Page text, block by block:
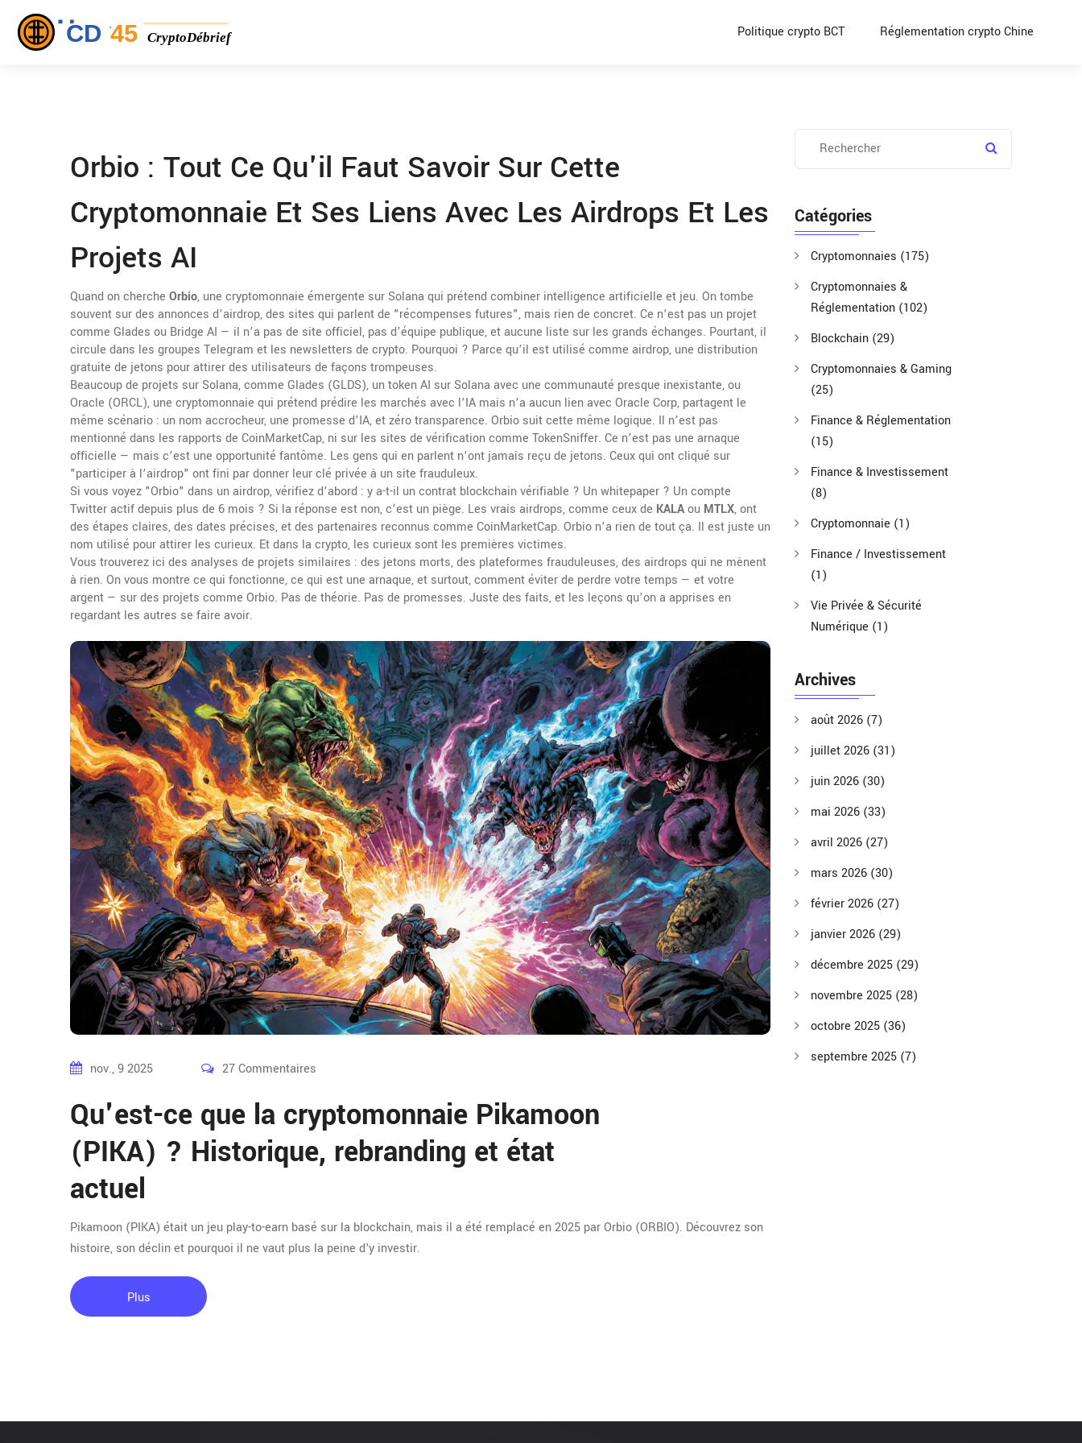
Politique crypto BCT Réglementation crypto Chine
Orbio : Tout Ce Qu'il Faut Savoir Sur Cette
Cryptomonnaie Et Ses Liens Avec Les Airdrops Et Les
Projets AI
Quand on cherche Orbio, une cryptomonnaie émergente sur Solana qui prétend combiner intelligence artificielle et jeu. On tombe
souvent sur des annonces d’airdrop, des sites qui parlent de "récompenses futures", mais rien de concret. Ce n’est pas un projet
comme Glades ou Bridge AI — il n’a pas de site officiel, pas d’équipe publique, et aucune liste sur les grands échanges. Pourtant, il
circule dans les groupes Telegram et les newsletters de crypto. Pourquoi ? Parce qu’il est utilisé comme airdrop, une distribution
gratuite de jetons pour attirer des utilisateurs de façons trompeuses.
Beaucoup de projets sur Solana, comme Glades (GLDS), un token AI sur Solana avec une communauté presque inexistante, ou
Oracle (ORCL), une cryptomonnaie qui prétend prédire les marchés avec l’IA mais n’a aucun lien avec Oracle Corp, partagent le
même scénario : un nom accrocheur, une promesse d’IA, et zéro transparence. Orbio suit cette même logique. Il n’est pas
mentionné dans les rapports de CoinMarketCap, ni sur les sites de vérification comme TokenSniffer. Ce n’est pas une arnaque
officielle — mais c’est une opportunité fantôme. Les gens qui en parlent n’ont jamais reçu de jetons. Ceux qui ont cliqué sur
"participer à l’airdrop" ont fini par donner leur clé privée à un site frauduleux.
Si vous voyez "Orbio" dans un airdrop, vérifiez d’abord : y a-t-il un contrat blockchain vérifiable ? Un whitepaper ? Un compte
Twitter actif depuis plus de 6 mois ? Si la réponse est non, c’est un piège. Les vrais airdrops, comme ceux de KALAou MTLX, ont
des étapes claires, des dates précises, et des partenaires reconnus comme CoinMarketCap. Orbio n’a rien de tout ça. Il est juste un
nom utilisé pour attirer les curieux. Et dans la crypto, les curieux sont les premières victimes.
Vous trouverez ici des analyses de projets similaires : des jetons morts, des plateformes frauduleuses, des airdrops qui ne mènent
à rien. On vous montre ce qui fonctionne, ce qui est une arnaque, et surtout, comment éviter de perdre votre temps — et votre
argent — sur des projets comme Orbio. Pas de théorie. Pas de promesses. Juste des faits, et les leçons qu’on a apprises en
regardant les autres se faire avoir.
nov., 9 2025 27 Commentaires
Qu'est-ce que la cryptomonnaie Pikamoon
(PIKA) ? Historique, rebranding et état
actuel
Pikamoon (PIKA) était un jeu play-to-earn basé sur la blockchain, mais il a été remplacé en 2025 par Orbio (ORBIO). Découvrez son
histoire, son déclin et pourquoi il ne vaut plus la peine d'y investir.
Plus
Catégories
Cryptomonnaies (175)
Cryptomonnaies &
Réglementation (102)
Blockchain (29)
Cryptomonnaies & Gaming
(25)
Finance & Réglementation
(15)
Finance & Investissement
(8)
Cryptomonnaie (1)
Finance / Investissement
(1)
Vie Privée & Sécurité
Numérique (1)
Archives
août 2026 (7)
juillet 2026 (31)
juin 2026 (30)
mai 2026 (33)
avril 2026 (27)
mars 2026 (30)
février 2026 (27)
janvier 2026 (29)
décembre 2025 (29)
novembre 2025 (28)
octobre 2025 (36)
septembre 2025 (7)